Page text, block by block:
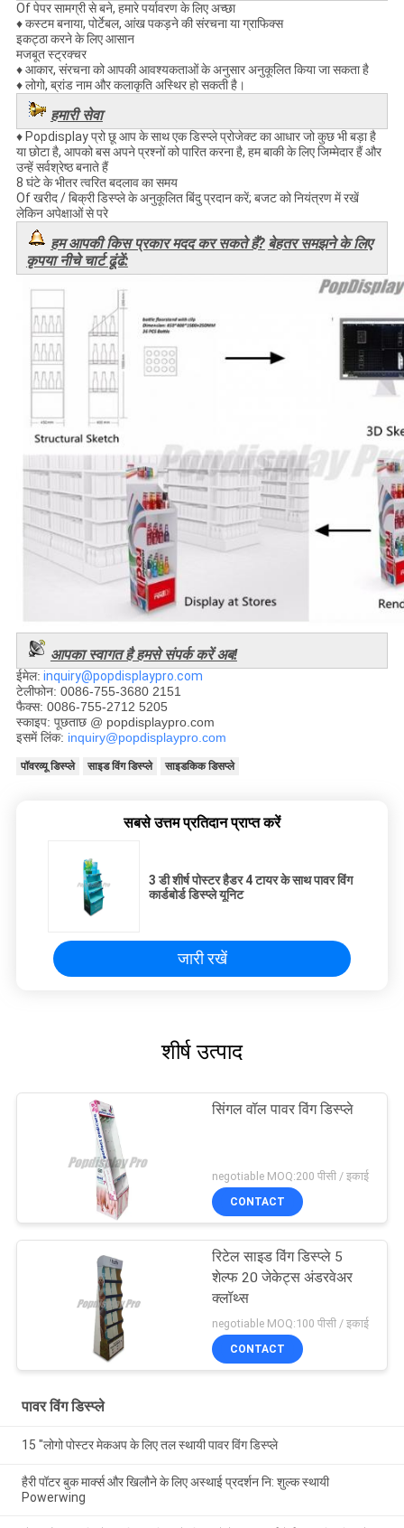
Of पेपर सामग्री से बने, हमारे पर्यावरण के लिए अच्छा
♦ कस्टम बनाया, पोर्टेबल, आंख पकड़ने की संरचना या ग्राफिक्स
इकट्ठा करने के लिए आसान
मजबूत स्ट्रक्चर
♦ आकार, संरचना को आपकी आवश्यकताओं के अनुसार अनुकूलित किया जा सकता है
♦ लोगो, ब्रांड नाम और कलाकृति अस्थिर हो सकती है।
हमारी सेवा
♦ Popdisplay प्रो छू आप के साथ एक डिस्प्ले प्रोजेक्ट का आधार जो कुछ भी बड़ा है
या छोटा है, आपको बस अपने प्रश्नों को पारित करना है, हम बाकी के लिए जिम्मेदार हैं और
उन्हें सर्वश्रेष्ठ बनाते हैं
8 घंटे के भीतर त्वरित बदलाव का समय
Of खरीद / बिक्री डिस्प्ले के अनुकूलित बिंदु प्रदान करें; बजट को नियंत्रण में रखें
लेकिन अपेक्षाओं से परे
हम आपकी किस प्रकार मदद कर सकते हैं? बेहतर समझने के लिए
कृपया नीचे चार्ट ढूंढें:
आपका स्वागत है हमसे संपर्क करें अब!
ईमेल: inquiry@popdisplaypro.com
टेलीफोन: 0086-755-3680 2151
फैक्स: 0086-755-2712 5205
स्काइप: पूछताछ @ popdisplaypro.com
इसमें लिंक: inquiry@popdisplaypro.com
पॉवरव्यू डिस्प्ले साइड विंग डिस्प्ले साइडकिक डिसप्ले
सबसे उत्तम प्रतिदान प्राप्त करें
3 डी शीर्ष पोस्टर हैडर 4 टायर के साथ पावर विंग
कार्डबोर्ड डिस्प्ले यूनिट
जारी रखें
शीर्ष उत्पाद
सिंगल वॉल पावर विंग डिस्प्ले
negotiable MOQ:200 पीसी / इकाई
CONTACT
रिटेल साइड विंग डिस्प्ले 5
शेल्फ 20 जेकेट्स अंडरवेअर
क्लॉथ्स
negotiable MOQ:100 पीसी / इकाई
CONTACT
पावर विंग डिस्प्ले
15 "लोगो पोस्टर मेकअप के लिए तल स्थायी पावर विंग डिस्प्ले
हैरी पॉटर बुक मार्क्स और खिलौने के लिए अस्थाई प्रदर्शन नि: शुल्क स्थायी
Powerwing